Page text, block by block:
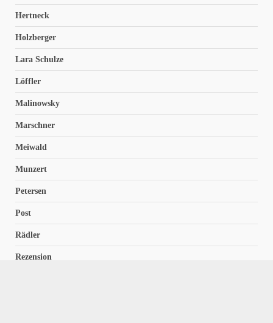
Hertneck
Holzberger
Lara Schulze
Löffler
Malinowsky
Marschner
Meiwald
Munzert
Petersen
Post
Rädler
Rezension